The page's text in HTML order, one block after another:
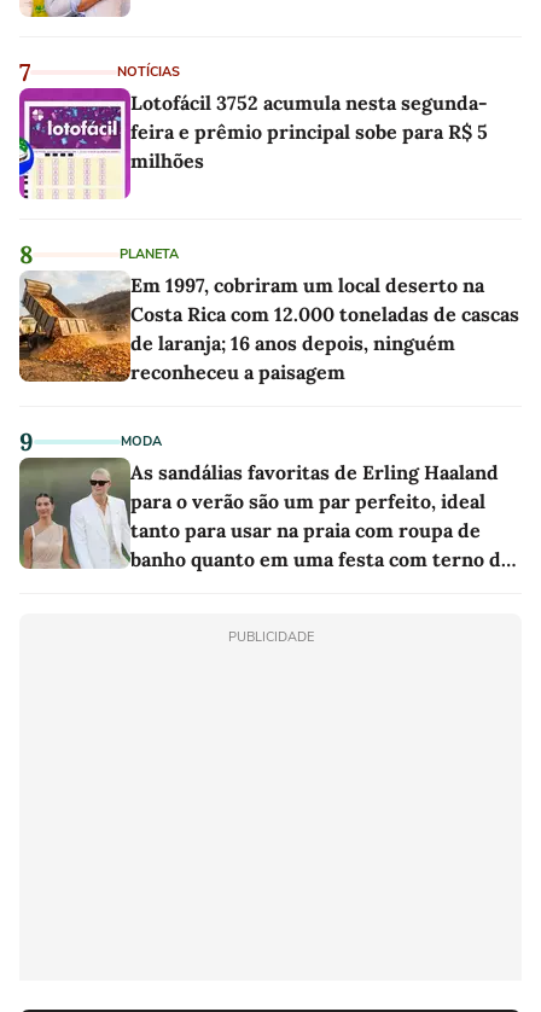
7 NOTÍCIAS
Lotofácil 3752 acumula nesta segunda-
feira e prêmio principal sobe para R$ 5
milhões
8 PLANETA
Em 1997, cobriram um local deserto na
Costa Rica com 12.000 toneladas de cascas
de laranja; 16 anos depois, ninguém
reconheceu a paisagem
9 MODA
As sandálias favoritas de Erling Haaland
para o verão são um par perfeito, ideal
tanto para usar na praia com roupa de
banho quanto em uma festa com terno de
PUBLICIDADE